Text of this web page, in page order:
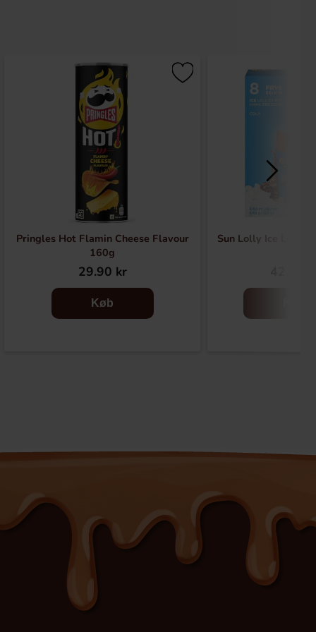
Pringles Hot Flamin Cheese Flavour
160g
29.90 kr
Køb
Sun Lolly Ice